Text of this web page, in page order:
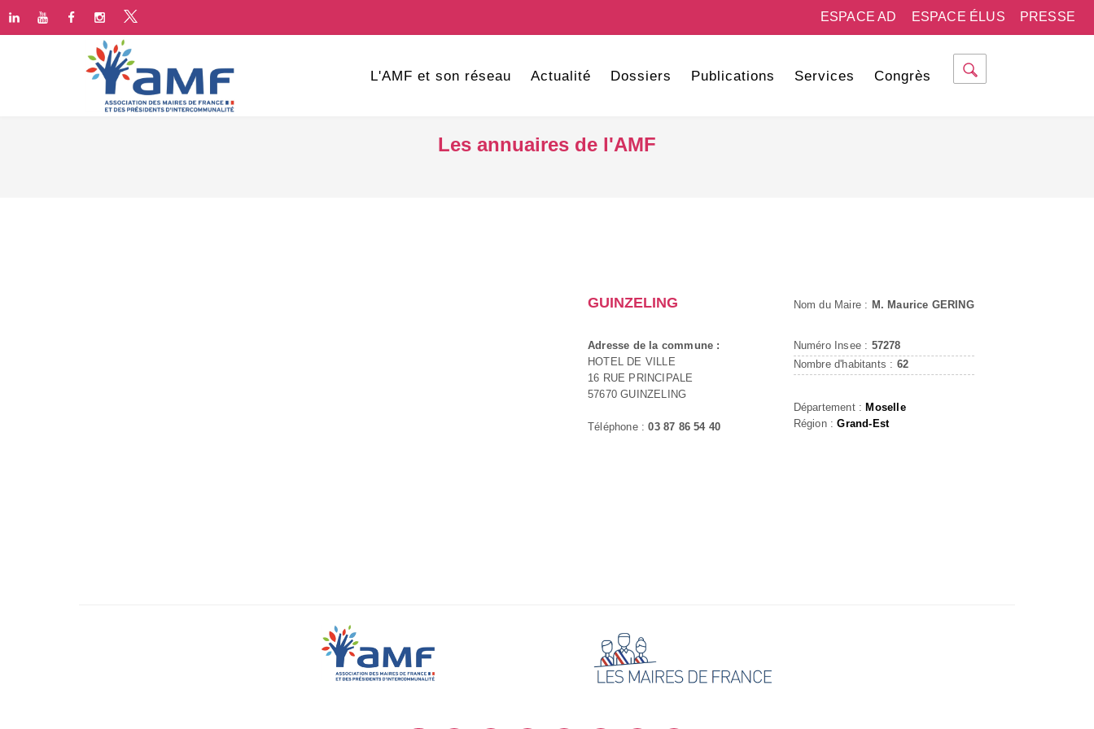
PRESSE
ESPACE ÉLUS
ESPACE AD
L'AMF et son réseau Actualité Dossiers Publications Services Congrès
Les annuaires de l'AMF
GUINZELING
Adresse de la commune :
HOTEL DE VILLE
16 RUE PRINCIPALE
57670 GUINZELING
Téléphone :03 87 86 54 40
Nom du Maire : M. Maurice GERING
Numéro Insee : 57278
Nombre d'habitants : 62
Département : Moselle
Région :Grand-Est